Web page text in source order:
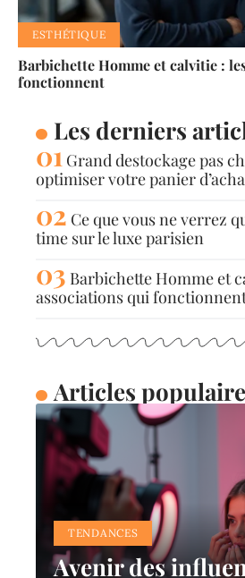
ESTHÉTIQUE
Barbichette Homme et calvitie :
fonctionnent
Les derniers
Grand destockage pas
optimiser votre panier
Ce que vous ne verrez
time sur le luxe parisien
Barbichette Homme et
associations qui
Articles
TENDANCES
Avenir des